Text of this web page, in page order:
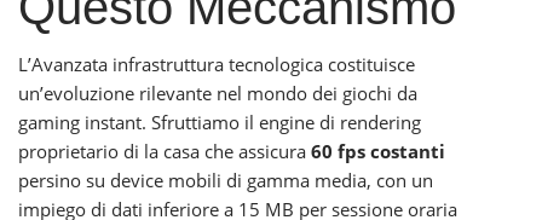
L’Avanzata infrastruttura tecnologica costituisce
un’evoluzione rilevante nel mondo dei giochi da
gaming instant. Sfruttiamo il engine di rendering
proprietario di la casa che assicura 60 fps costanti
persino su device mobili di gamma media, con un
impiego di dati inferiore a 15 MB per sessione oraria